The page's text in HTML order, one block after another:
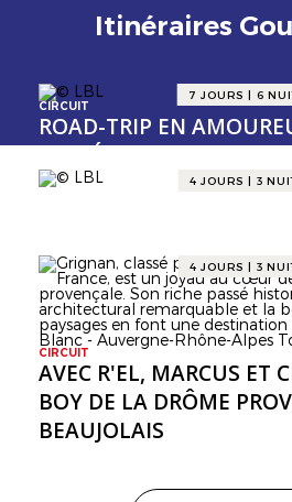
Itinéraires
7 JOURS | 6
CIRCUIT
ROAD-TRIP EN
VALLÉE DE LA
4 JOURS | 3
CIRCUIT
4 JOURS | 3
CIRCUIT
AVEC R'EL, MARCUS ET
BOY DE LA DRÔME
BEAUJOLAIS